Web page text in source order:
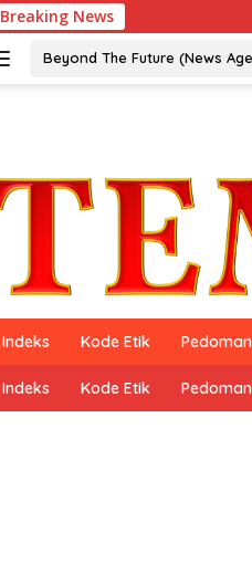
Breaking News
Beyond The Future (News
Indeks Kode Etik
Indeks Kode Etik